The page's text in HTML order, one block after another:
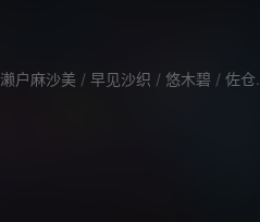
濑户麻沙美 / 早见沙织 / 悠木碧 / 佐仓绫音